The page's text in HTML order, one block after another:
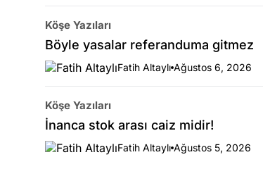
Köşe Yazıları
Böyle yasalar referanduma gitmez
Fatih Altaylı Ağustos 6, 2026
Köşe Yazıları
İnanca stok arası caiz midir!
Fatih Altaylı Ağustos 5, 2026